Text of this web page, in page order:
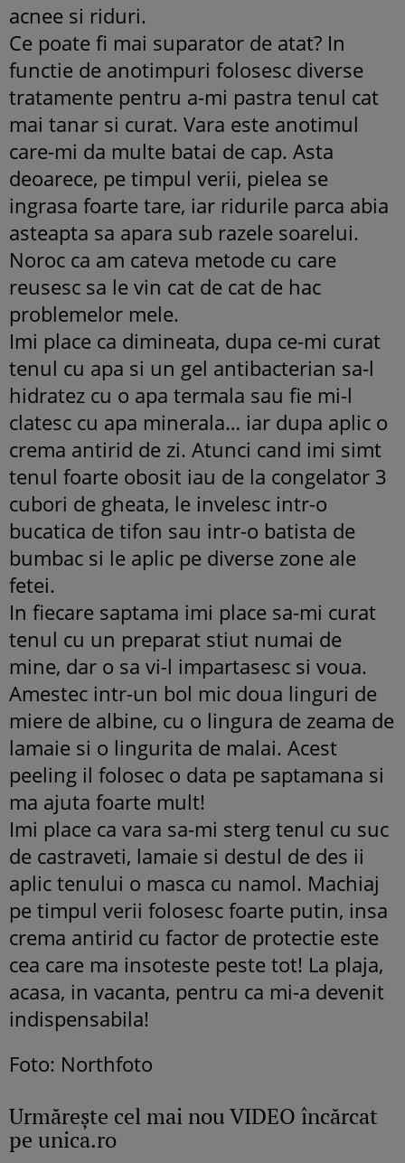
acnee si riduri.
Ce poate fi mai suparator de atat? In
functie de anotimpuri folosesc diverse
tratamente pentru a-mi pastra tenul cat
mai tanar si curat. Vara este anotimul
care-mi da multe batai de cap. Asta
deoarece, pe timpul verii, pielea se
ingrasa foarte tare, iar ridurile parca abia
asteapta sa apara sub razele soarelui.
Noroc ca am cateva metode cu care
reusesc sa le vin cat de cat de hac
problemelor mele.
Imi place ca dimineata, dupa ce-mi curat
tenul cu apa si un gel antibacterian sa-l
hidratez cu o apa termala sau fie mi-l
clatesc cu apa minerala… iar dupa aplic o
crema antirid de zi. Atunci cand imi simt
tenul foarte obosit iau de la congelator 3
cubori de gheata, le invelesc intr-o
bucatica de tifon sau intr-o batista de
bumbac si le aplic pe diverse zone ale
fetei.
In fiecare saptama imi place sa-mi curat
tenul cu un preparat stiut numai de
mine, dar o sa vi-l impartasesc si voua.
Amestec intr-un bol mic doua linguri de
miere de albine, cu o lingura de zeama de
lamaie si o lingurita de malai. Acest
peeling il folosec o data pe saptamana si
ma ajuta foarte mult!
Imi place ca vara sa-mi sterg tenul cu suc
de castraveti, lamaie si destul de des ii
aplic tenului o masca cu namol. Machiaj
pe timpul verii folosesc foarte putin, insa
crema antirid cu factor de protectie este
cea care ma insoteste peste tot! La plaja,
acasa, in vacanta, pentru ca mi-a devenit
indispensabila!
Foto: Northfoto
Urmăreşte cel mai nou VIDEO încărcat
pe unica.ro